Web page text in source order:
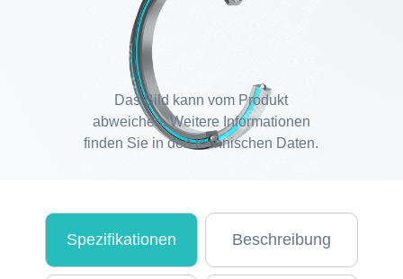
Das Bild kann vom Produkt
abweichen. Weitere Informationen
finden Sie in den technischen Daten.
Spezifikationen Beschreibung